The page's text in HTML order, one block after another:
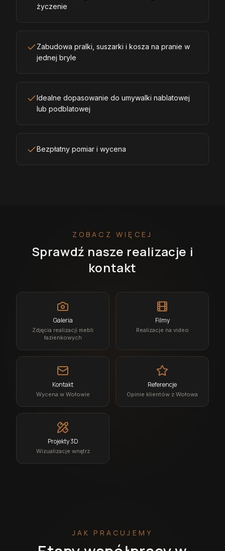
życzenie
Zabudowa pralki, suszarki i kosza na pranie w
jednej bryle
Idealne dopasowanie do umywalki nablatowej
lub podblatowej
Bezpłatny pomiar i wycena
ZOBACZ WIĘCEJ
Sprawdź nasze realizacje i
kontakt
Galeria
Zdjęcia realizacji mebli
łazienkowych
Filmy
Realizacje na video
Kontakt
Wycena w Wołowie
Referencje
Opinie klientów z Wołowa
Projekty 3D
Wizualizacje wnętrz
JAK PRACUJEMY